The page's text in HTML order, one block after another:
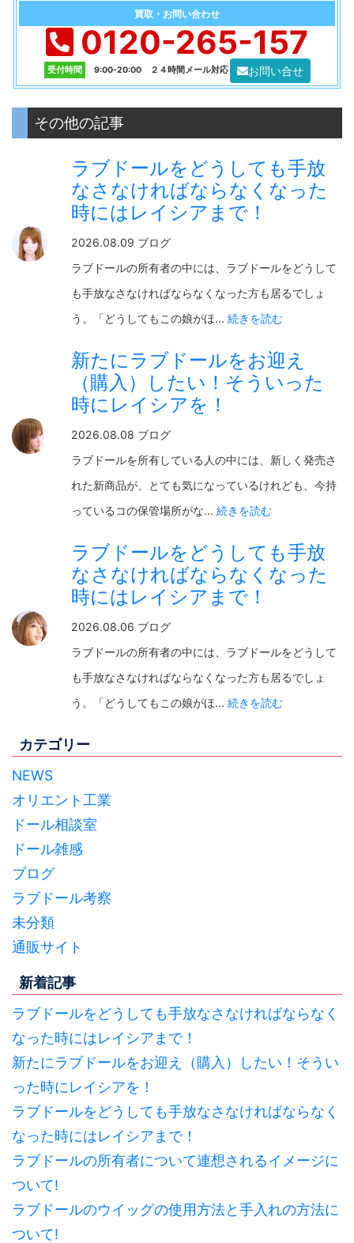
買取・お問い合わせ
0120-265-157
受付時間 9:00-20:00 ２４時間メール対応 お問い合せ
その他の記事
ラブドールをどうしても手放
なさなければならなくなった
時にはレイシアまで！
2026.08.09 ブログ
ラブドールの所有者の中には、ラブドールをどうして
も手放なさなければならなくなった方も居るでしょ
う。「どうしてもこの娘がほ... 続きを読む
新たにラブドールをお迎え
（購入）したい！そういった
時にレイシアを！
2026.08.08 ブログ
ラブドールを所有している人の中には、新しく発売さ
れた新商品が、とても気になっているけれども、今持
っているコの保管場所がな... 続きを読む
ラブドールをどうしても手放
なさなければならなくなった
時にはレイシアまで！
2026.08.06 ブログ
ラブドールの所有者の中には、ラブドールをどうして
も手放なさなければならなくなった方も居るでしょ
う。「どうしてもこの娘がほ... 続きを読む
カテゴリー
NEWS
オリエント工業
ドール相談室
ドール雑感
ブログ
ラブドール考察
未分類
通販サイト
新着記事
ラブドールをどうしても手放なさなければならなく
なった時にはレイシアまで！
新たにラブドールをお迎え（購入）したい！そうい
った時にレイシアを！
ラブドールをどうしても手放なさなければならなく
なった時にはレイシアまで！
ラブドールの所有者について連想されるイメージに
ついて!
ラブドールのウイッグの使用方法と手入れの方法に
ついて!